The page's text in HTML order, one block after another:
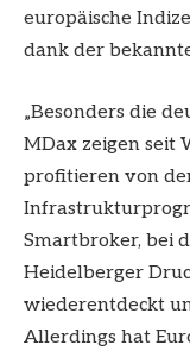
europäische
dank der
„Besonders die
MDax zeigen seit
profitieren von
Smartbroker, bei
Heidelberger
wiederentdeckt
Allerdings hat